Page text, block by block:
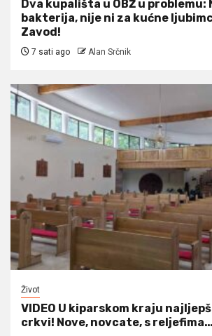
Dva kupališta u OBŽ u problemu:
bakterija, nije ni za kućne
Zavod!
7 sati ago Alan Srčnik
Život
VIDEO U kiparskom kraju
crkvi! Nove, novcate, s reljefima…